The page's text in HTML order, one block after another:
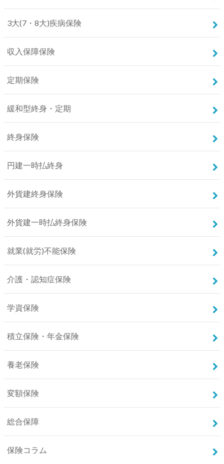
3大(7・8大)疾病保険
収入保障保険
定期保険
緩和型終身・定期
終身保険
円建一時払終身
外貨建終身保険
外貨建一時払終身保険
就業(就労)不能保険
介護・認知症保険
学資保険
積立保険・年金保険
養老保険
変額保険
総合保障
保険コラム